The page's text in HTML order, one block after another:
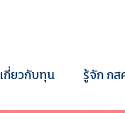
เกี่ยวกับทุน รู้จัก กส